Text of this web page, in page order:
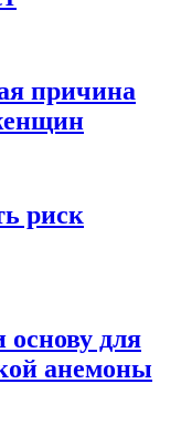
причина
риск
для
анемоны